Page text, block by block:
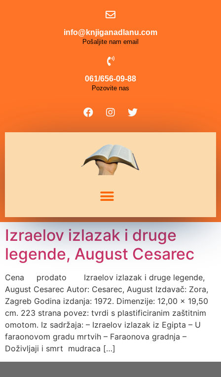
info@knjiganadlanu.com
Pošaljite nam email
061/656-09-88
Pozovite nas
Izraelov izlazak i druge
legende, August Cesarec
Cena prodato Izraelov izlazak i druge legende,
August Cesarec Autor: Cesarec, August Izdavač: Zora,
Zagreb Godina izdanja: 1972. Dimenzije: 12,00 x 19,50
cm. 223 strana povez: tvrdi s plastificiranim zaštitnim
omotom. Iz sadržaja: – Izraelov izlazak iz Egipta – U
faraonovom gradu mrtvih – Faraonova gradnja –
Doživljaji i smrt mudraca […]